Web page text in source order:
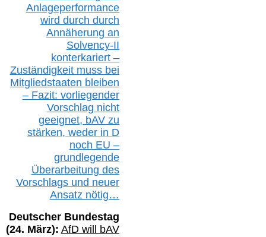
Anlageperformance
wird durch durch
Annäherung an
Solvency-II
konterkariert –
Zuständigkeit muss bei
Mitgliedstaaten bleiben
– Fazit: vorliegender
Vorschlag nicht
geeignet, bAVzu
stärken, weder in D
noch EU –
grundlegende
Überarbeitung des
Vorschlags und neuer
Ansatz nötig…
Deutscher Bundestag
(24. März): AfD will bAV